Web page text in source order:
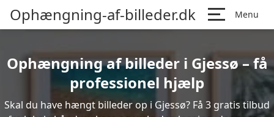
Ophængning-af-billeder.dk Menu
Ophængning af billeder i Gjessø – få
professionel hjælp
Skal du have hængt billeder op i Gjessø? Få 3 gratis tilbud